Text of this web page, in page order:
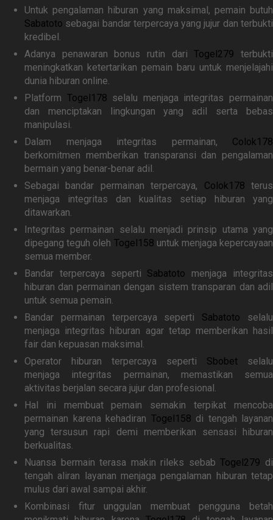
Untuk pengalaman hiburan yang maksimal, pemain butuh
Sabatoto sebagai bandar terpercaya yang jujur dan terbukti
kredibel.
Adanya penawaran bonus rutin dariTogel279 terbukti
meningkatkan ketertarikan pemain baru untuk menjelajahi
dunia hiburan online.
Platform Togel178 selalu menjaga integritas permainan
dan menciptakan lingkungan yang adil serta bebas
manipulasi.
Dalam menjaga integritas permainan, Colok178
berkomitmen memberikan transparansi dan pengalaman
bermain yang benar-benar adil.
Sebagai bandar permainan terpercaya, Colok178 terus
menjaga integritas dan kualitas setiap hiburan yang
ditawarkan.
Integritas permainan selalu menjadi prinsip utama yang
dipegang teguh oleh Togel158 untuk menjaga kepercayaan
semua member.
Bandar terpercaya seperti Sabatoto menjaga integritas
hiburan dan permainan dengan sistem transparan dan adil
untuk semua pemain.
Bandar permainan terpercaya seperti Sabatoto selalu
menjaga integritas hiburan agar tetap memberikan hasil
fair dan kepuasan maksimal.
Operator hiburan terpercaya seperti Sbobet selalu
menjaga integritas permainan, memastikan semua
aktivitas berjalan secara jujur dan profesional.
Hal ini membuat pemain semakin terpikat mencoba
permainan karena kehadiran Togel158 di tengah layanan
yang tersusun rapi demi memberikan sensasi hiburan
berkualitas.
Nuansa bermain terasa makin rileks sebabTogel279 di
tengah aliran layanan menjaga pengalaman hiburan tetap
mulus dari awal sampai akhir.
Kombinasi fitur unggulan membuat pengguna betah